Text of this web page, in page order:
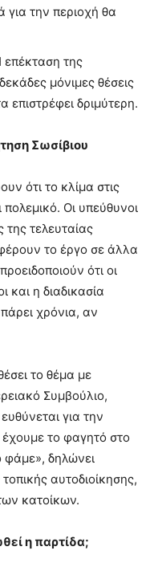
για την περιοχή θα
επέκταση της
μόνιμες θέσεις
δριμύτερη.
Σωσίβιου
ότι το κλίμα στις
Οι υπεύθυνοι
τελευταίας
το έργο σε άλλα
ότι οι
και η διαδικασία
χρόνια, αν
το θέμα με
Συμβούλιο,
για την
το φαγητό στο
φάμε», δηλώνει
αυτοδιοίκησης,
κατοίκων.
η παρτίδα;